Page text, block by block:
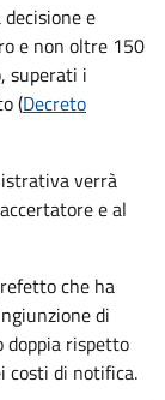
e
e non oltre 150
superati i
(Decreto
verrà
e al
che ha
di
doppia rispetto
costi di notifica.